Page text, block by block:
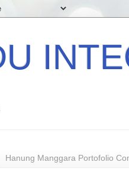
Hanung Manggara Portofolio